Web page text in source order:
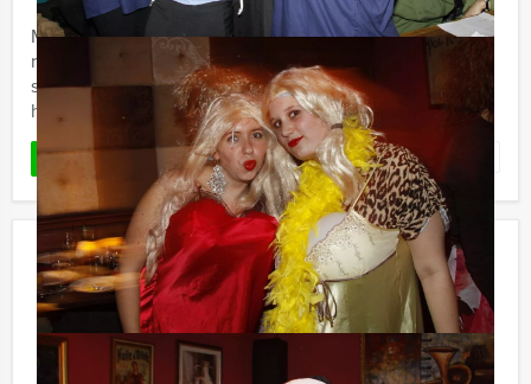
Maak kennis met deze uitdagende game, die Europa
razendsnel verovert. Geen zin in een standaard
spelprogramma in de stad? Deze virtuele game is
hypermodern, waarbij ...
LEES MEER Favoriet
Crime City Brunch Game in
Middelburg
Vanaf € 62,50 p.p. excl. BTW
Vanaf 12 personen ‐ 4 uur en 30 minuten